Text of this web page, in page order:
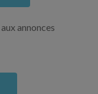
annonces